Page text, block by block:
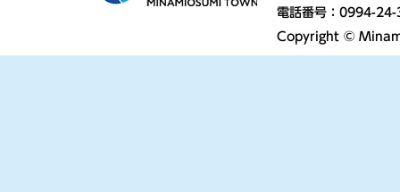
電話番号：0994-
Copyright ©